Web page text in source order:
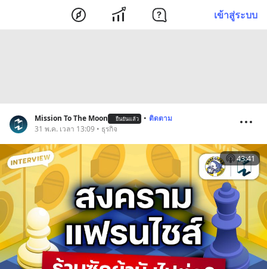
เข้าสู่ระบบ
Mission To The Moon ยืนยันแล้ว • ติดตาม
31 พ.ค. เวลา 13:09 • ธุรกิจ
43:41